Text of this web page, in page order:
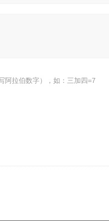
阿拉伯数字），如：三加四=7